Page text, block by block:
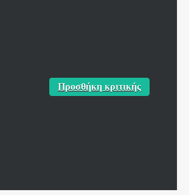
Προσθήκη κριτικής